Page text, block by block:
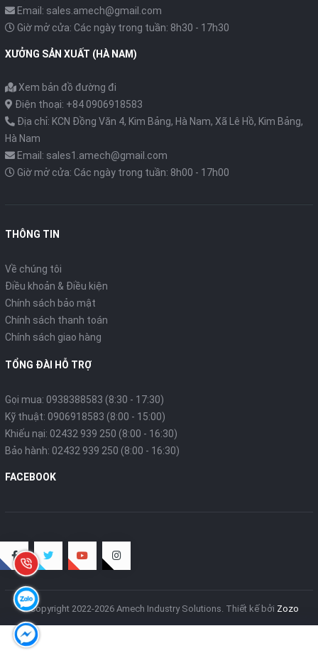
Email: sales.amech@gmail.com
Giờ mở cửa: Các ngày trong tuần: 8h30 - 17h30
XƯỞNG SẢN XUẤT (HÀ NAM)
Xem bản đồ đường đi
Điện thoại: +84 0906918583
Địa chỉ: KCN Đồng Văn 4, Kim Bảng, Hà Nam, Xã Lê Hồ, Kim Bảng,
Hà Nam
Email: sales1.amech@gmail.com
Giờ mở cửa: Các ngày trong tuần: 8h00 - 17h00
THÔNG TIN
Về chúng tôi
Điều khoản & Điều kiện
Chính sách bảo mật
Chính sách thanh toán
Chính sách giao hàng
TỔNG ĐÀI HỖ TRỢ
Gọi mua: 0938388583 (8:30 - 17:30)
Kỹ thuật: 0906918583 (8:00 - 15:00)
Khiếu nại: 02432 939 250 (8:00 - 16:30)
Bảo hành: 02432 939 250 (8:00 - 16:30)
FACEBOOK
© Copyright 2022-2026 Amech Industry Solutions. Thiết kế bởi Zozo